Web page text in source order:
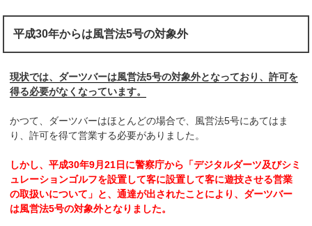
平成30年からは風営法5号の対象外
現状では、ダーツバーは風営法5号の対象外となっており、許可を
得る必要がなくなっています。
かつて、ダーツバーはほとんどの場合で、風営法5号にあてはま
り、許可を得て営業する必要がありました。
しかし、平成30年9月21日に警察庁から「デジタルダーツ及びシミ
ュレーションゴルフを設置して客に設置して客に遊技させる営業
の取扱いについて」と、通達が出されたことにより、ダーツバー
は風営法5号の対象外となりました。